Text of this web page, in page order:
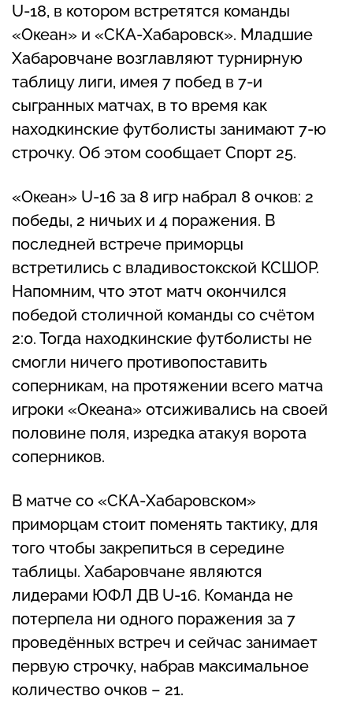
U-18, в котором встретятся команды
«Океан» и «СКА-Хабаровск». Младшие
Хабаровчане возглавляют турнирную
таблицу лиги, имея 7 побед в 7-и
сыгранных матчах, в то время как
находкинские футболисты занимают 7-ю
строчку. Об этом сообщает Спорт 25.
«Океан» U-16 за 8 игр набрал 8 очков: 2
победы, 2 ничьих и 4 поражения. В
последней встрече приморцы
встретились с владивостокской КСШОР.
Напомним, что этот матч окончился
победой столичной команды со счётом
2:0. Тогда находкинские футболисты не
смогли ничего противопоставить
соперникам, на протяжении всего матча
игроки «Океана» отсиживались на своей
половине поля, изредка атакуя ворота
соперников.
В матче со «СКА-Хабаровском»
приморцам стоит поменять тактику, для
того чтобы закрепиться в середине
таблицы. Хабаровчане являются
лидерами ЮФЛ ДВ U-16. Команда не
потерпела ни одного поражения за 7
проведённых встреч и сейчас занимает
первую строчку, набрав максимальное
количество очков – 21.